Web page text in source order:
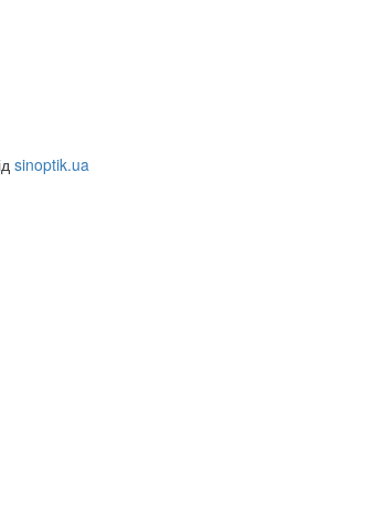
Ukrainian Businesses Can
sinoptik.ua